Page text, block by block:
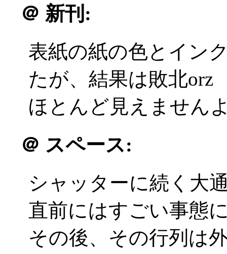
＠ 新刊:
表紙の紙の色とイン
たが、結果は敗北orz
ほとんど見えません
＠ スペース:
シャッターに続く大
直前にはすごい事態
その後、その行列は